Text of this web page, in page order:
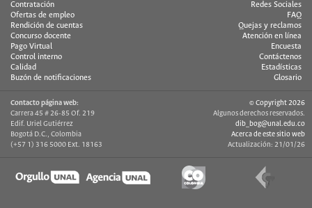
Contratación
Ofertas de empleo
Rendición de cuentas
Concurso docente
Pago Virtual
Control interno
Calidad
Buzón de notificaciones
Redes Sociales
FAQ
Quejas y reclamos
Atención en línea
Encuesta
Contáctenos
Estadísticas
Glosario
Contacto página web:
Carrera 45 # 26-85 Of. 219
Edif. Uriel Gutiérrez
Bogotá D.C., Colombia
(+57 1) 316 5000 Ext. 18163
© Copyright 2026
Algunos derechos reservados.
dib_bog@unal.edu.co
Acerca de este sitio web
Actualización: 21/01/26